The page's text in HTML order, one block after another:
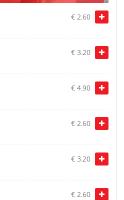
€ 2.60
€ 3.20
€ 4.90
€ 2.60
€ 3.20
€ 2.60